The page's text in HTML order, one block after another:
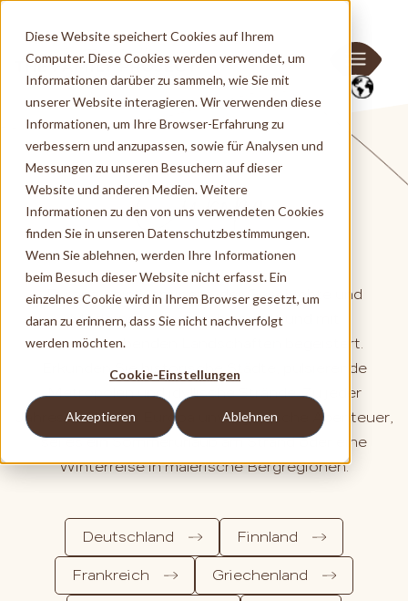
Diese Website speichert Cookies auf Ihrem
Computer. Diese Cookies werden verwendet, um
Informationen darüber zu sammeln, wie Sie mit
unserer Website interagieren. Wir verwenden diese
Informationen, um Ihre Browser-Erfahrung zu
verbessern und anzupassen, sowie für Analysen und
Messungen zu unseren Besuchern auf dieser
Website und anderen Medien. Weitere
Informationen zu den von uns verwendeten Cookies
finden Sie in unseren Datenschutzbestimmungen.
Wenn Sie ablehnen, werden Ihre Informationen
beim Besuch dieser Website nicht erfasst. Ein
einzelnes Cookie wird in Ihrem Browser gesetzt, um
daran zu erinnern, dass Sie nicht nachverfolgt
werden möchten.
Cookie-Einstellungen
Akzeptieren Ablehnen
Europa
Europa – ein Kontinent, der Geschichte und
Moderne harmonisch vereint und mit
atemberaubenden Landschaften begeistert.
Erkunden Sie historische Städte, pulsierende
Metropolen und idyllische Strände. Zu jeder
Jahreszeit bietet Europa unvergessliche Abenteuer,
sei es ein Sommerurlaub am Strand oder eine
Winterreise in malerische Bergregionen.
Deutschland Finnland
Frankreich Griechenland